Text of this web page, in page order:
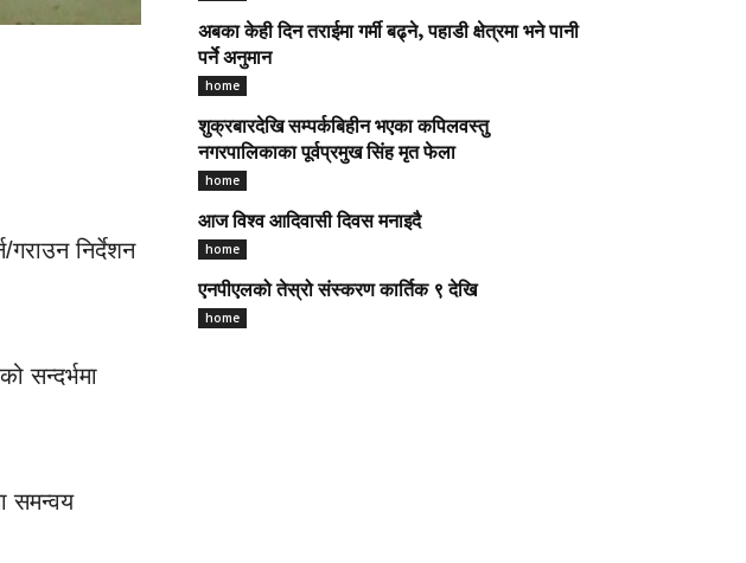
निर्देशन
सन्दर्भमा
समन्वय
अबका केही दिन तराईमा गर्मी बढ्ने, पहाडी क्षेत्रमा भने पानी
पर्ने अनुमान
home
शुक्रबारदेखि सम्पर्कबिहीन भएका कपिलवस्तु
नगरपालिकाका पूर्वप्रमुख सिंह मृत फेला
home
आज विश्व आदिवासी दिवस मनाइदै
home
एनपीएलको तेस्रो संस्करण कार्तिक ९ देखि
home